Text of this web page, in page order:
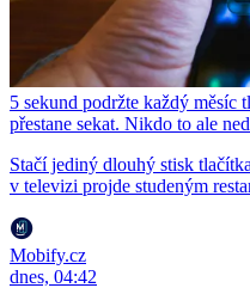
5 sekund podržte každý měsíc
přestane sekat. Nikdo to ale
Stačí jediný dlouhý stisk
v televizi projde studeným
Mobify.cz
dnes, 04:42